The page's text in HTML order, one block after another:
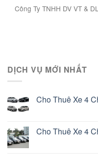
Công Ty TNHH DV VT &
DỊCH VỤ MỚI NHẤT
Cho Thuê Xe 4
Cho Thuê Xe 4